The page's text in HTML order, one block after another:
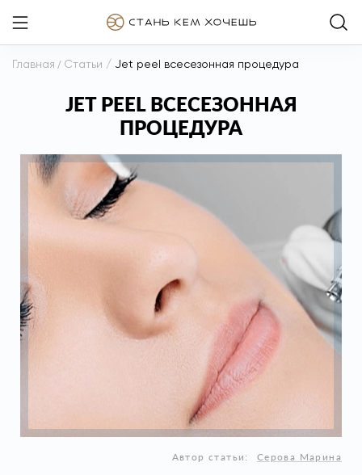
Главная / Статьи / Jet peel всесезонная процедура
JET PEEL ВСЕСЕЗОННАЯ
ПРОЦЕДУРА
Автор статьи: Серова Марина